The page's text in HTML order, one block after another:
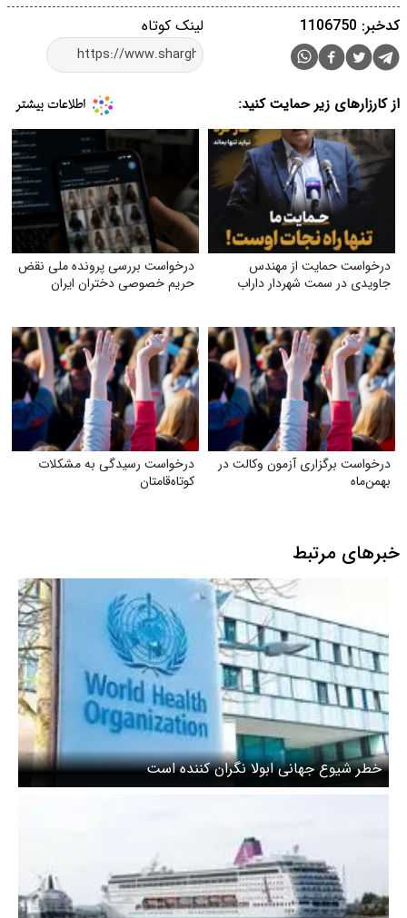
لینک کوتاه کدخبر: 1106750
از کارزارهای زیر حمایت کنید:
درخواست حمایت از مهندس
جاویدی در سمت شهردار داراب
درخواست بررسی پرونده ملی نقض
حریم خصوصی دختران ایران
درخواست برگزاری آزمون وکالت در
بهمن‌ماه
درخواست رسیدگی به مشکلات
کوتاه‌قامتان
خبرهای مرتبط
خطر شیوع جهانی ابولا نگران کننده است